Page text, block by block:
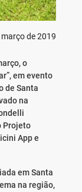
de 2019
o
em evento
de Santa
na
Projeto
App e
em Santa
na região,